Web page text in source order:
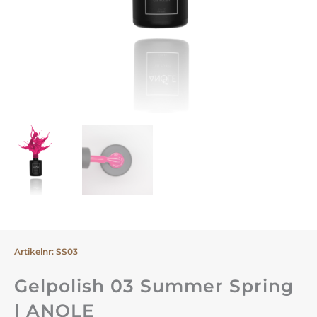
Artikelnr: SS03
Gelpolish 03 Summer Spring
| ANOLE